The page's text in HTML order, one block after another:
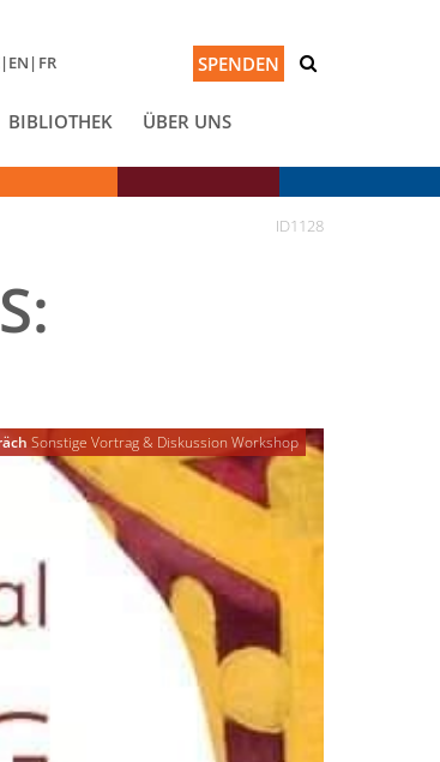
SPENDEN
EN FR
BIBLIOTHEK ÜBER UNS
ID1128
Sonstige Vortrag & Diskussion Workshop